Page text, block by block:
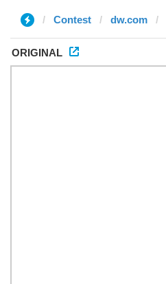
Contest dw.com
ORIGINAL